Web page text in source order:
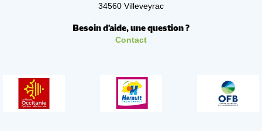
34560 Villeveyrac
Besoin d'aide, une question ?
Contact